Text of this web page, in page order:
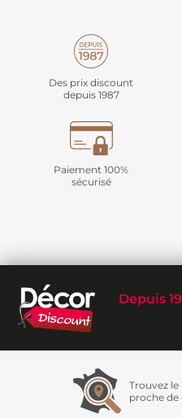
Des prix discount
depuis 1987
Paiement 100%
sécurisé
Depuis
Trouvez
proche de